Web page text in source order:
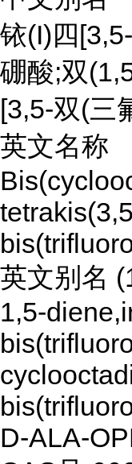
铱(I)四
硼酸;双
[3,5-双(三
英文名称
英文别名
1,5-
D-ALA-